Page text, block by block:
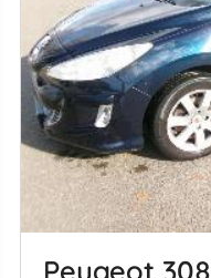
Peugeot 308